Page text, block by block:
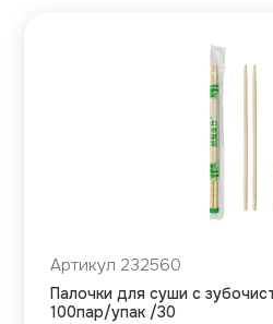
Артикул 232560
Палочки для суши с
100пар/упак /30